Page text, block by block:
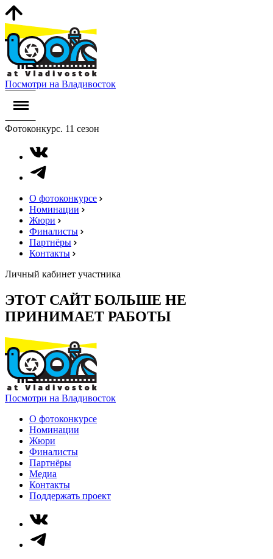
Посмотри на Владивосток
Фотоконкурс. 11 сезон
О фотоконкурсе
Номинации
Жюри
Финалисты
Партнёры
Контакты
Личный кабинет участника
ЭТОТ САЙТ БОЛЬШЕ НЕ
ПРИНИМАЕТ РАБОТЫ
Посмотри на Владивосток
О фотоконкурсе
Номинации
Жюри
Финалисты
Партнёры
Медиа
Контакты
Поддержать проект